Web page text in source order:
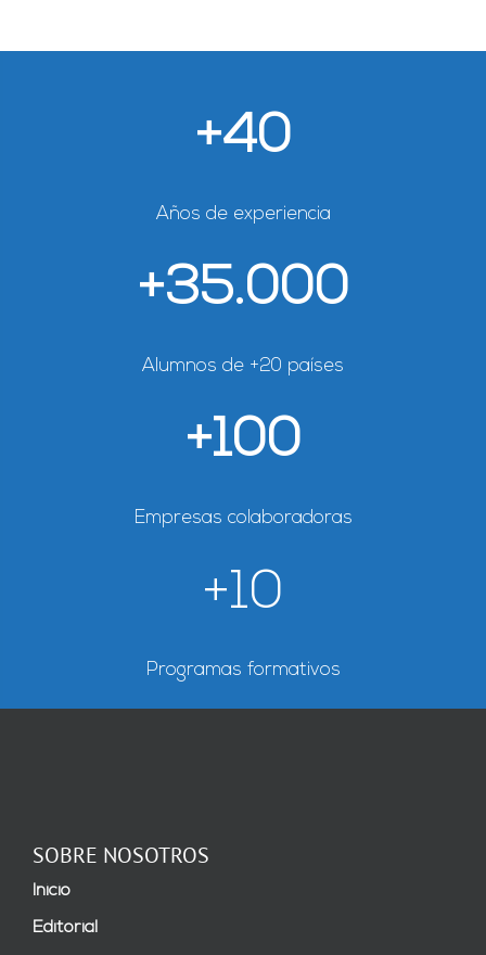
modificación
conforme
+40
Años de experiencia
+35.000
Alumnos de +20 países
+100
Empresas colaboradoras
+10
Programas formativos
SOBRE NOSOTROS
Inicio
Editorial